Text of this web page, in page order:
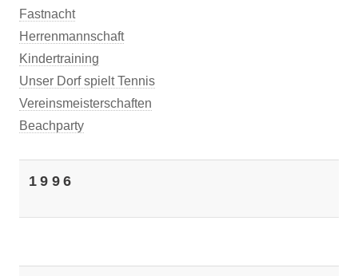
Fastnacht
Herrenmannschaft
Kindertraining
Unser Dorf spielt Tennis
Vereinsmeisterschaften
Beachparty
1996